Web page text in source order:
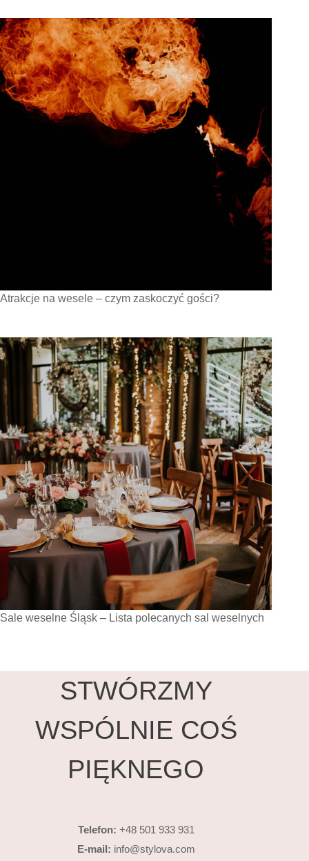
Atrakcje na wesele – czym zaskoczyć gości?
Sale weselne Śląsk – Lista polecanych sal weselnych
STWÓRZMY
WSPÓLNIE COŚ
PIĘKNEGO
Telefon: +48 501 933 931
E-mail: info@stylova.com